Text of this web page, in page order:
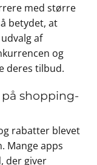
med større
betydet, at
af
og
deres tilbud.
shopping-
rabatter blevet
Mange apps
der giver